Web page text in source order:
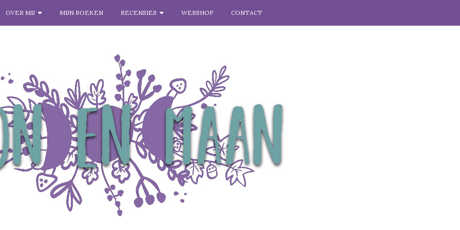
OVER MIJ MIJN BOEKEN RECENSIES WEBSHOP CONTACT